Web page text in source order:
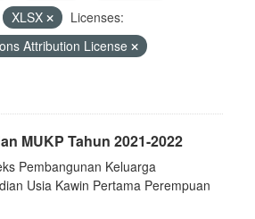
XLSX
Licenses:
Attribution License
MUKP Tahun 2021-2022
Pembangunan Keluarga
Usia Kawin Pertama Perempuan